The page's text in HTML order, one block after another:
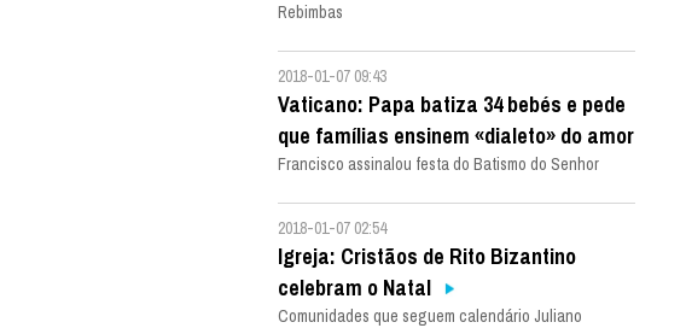
Rebimbas
2018-01-07 09:43
Vaticano: Papa batiza 34 bebés e pede
que famílias ensinem «dialeto» do amor
Francisco assinalou festa do Batismo do Senhor
2018-01-07 02:54
Igreja: Cristãos de Rito Bizantino
celebram o Natal
Comunidades que seguem calendário Juliano